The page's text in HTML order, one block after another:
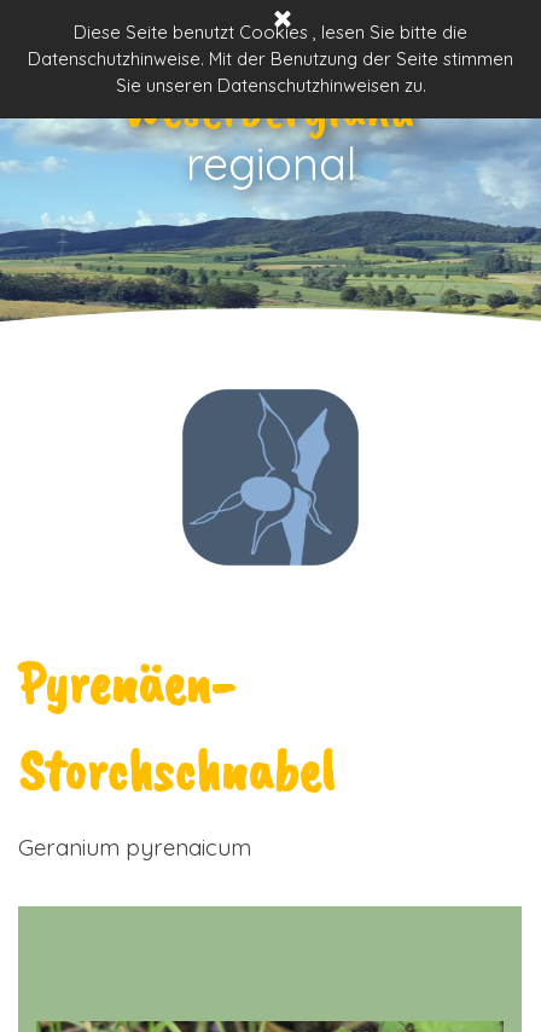
Diese Seite benutzt Cookies , lesen Sie bitte die
Datenschutzhinweise. Mit der Benutzung der Seite stimmen
Sie unseren Datenschutzhinweisen zu.
Menü überspringen
Weserbergland
regional
Pyrenäen-
Storchschnabel
Geranium pyrenaicum